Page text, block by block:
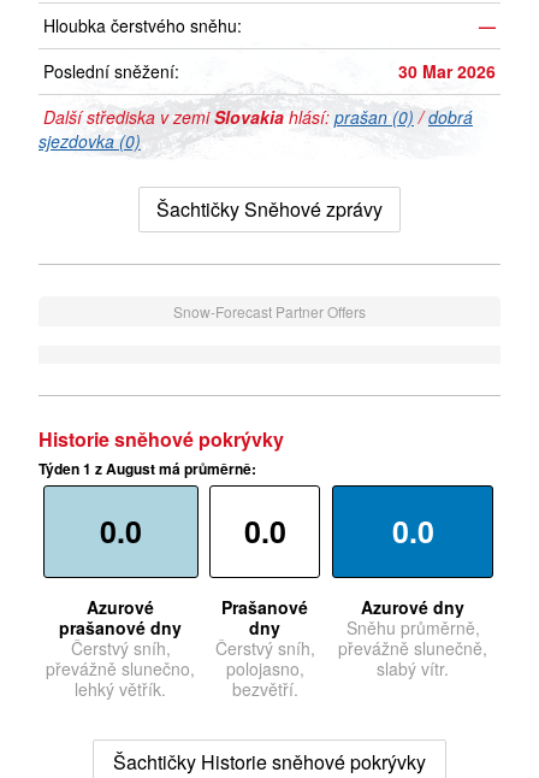
Hloubka čerstvého sněhu:
—
Poslední sněžení:
30 Mar 2026
Další střediska v zemiSlovakia hlásí: prašan (0) /dobrá
sjezdovka (0)
Šachtičky Sněhové zprávy
Snow-Forecast Partner Offers
Historie sněhové pokrývky
Týden 1 z August má průměrně:
0.0
Azurové
prašanové dny
Čerstvý sníh,
převážně slunečno,
lehký větřík.
0.0
Prašanové
dny
Čerstvý sníh,
polojasno,
bezvětří.
0.0
Azurové dny
Sněhu průměrně,
převážně slunečně,
slabý vítr.
Šachtičky Historie sněhové pokrývky